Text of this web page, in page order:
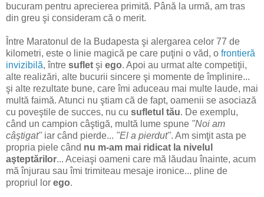
bucuram pentru aprecierea primită. Până la urmă, am tras
din greu şi consideram că o merit.
Între Maratonul de la Budapesta şi alergarea celor 77 de
kilometri, este o linie magică pe care puţini o văd, o frontieră
invizibilă, între suflet şi ego. Apoi au urmat alte competiţii,
alte realizări, alte bucurii sincere şi momente de împlinire...
şi alte rezultate bune, care îmi aduceau mai multe laude, mai
multă faimă. Atunci nu ştiam că de fapt, oamenii se asociază
cu poveştile de succes, nu cu sufletul tău. De exemplu,
când un campion câştigă, multă lume spune "Noi am
câştigat" iar când pierde... "El a pierdut". Am simţit asta pe
propria piele când nu m-am mai ridicat la nivelul
aşteptărilor... Aceiaşi oameni care mă lăudau înainte, acum
mă înjurau sau îmi trimiteau mesaje ironice... pline de
propriul lor ego.